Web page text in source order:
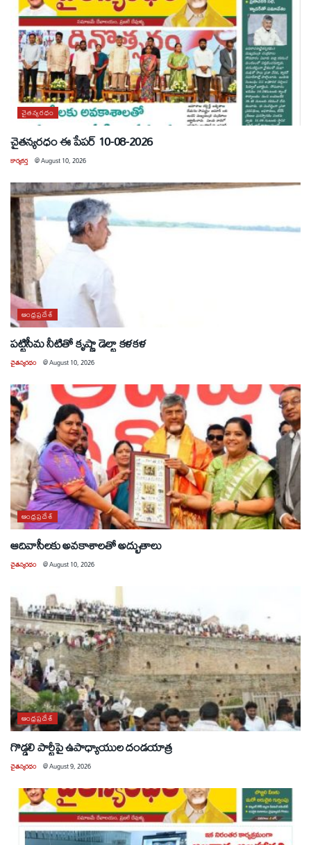
చైతన్యరధం
చైతన్యరధం ఈ పేపర్ 10-08-2026
కార్యకర్త @August 10, 2026
ఆంధ్రప్రదేశ్
పట్టిసీమ నీటితో కృష్ణా డెల్టా కళకళ
చైతన్యరధం @August 10, 2026
ఆంధ్రప్రదేశ్
ఆదివాసీలకు అవకాశాలతో అద్భుతాలు
చైతన్యరధం @August 10, 2026
ఆంధ్రప్రదేశ్
గొడ్డలి పార్టీపై ఉపాధ్యాయుల దండయాత్ర
చైతన్యరధం @August 9, 2026